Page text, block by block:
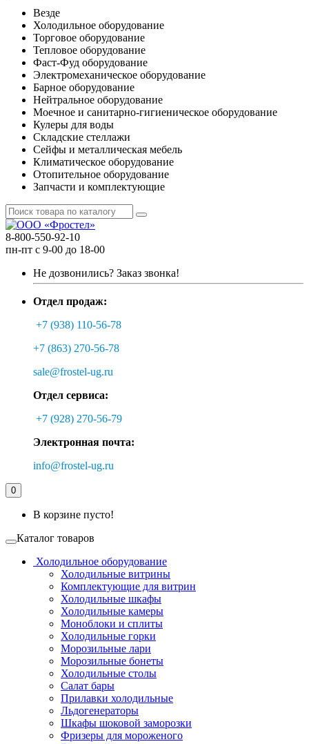
Везде
Холодильное оборудование
Торговое оборудование
Тепловое оборудование
Фаст-Фуд оборудование
Электромеханическое оборудование
Барное оборудование
Нейтральное оборудование
Моечное и санитарно-гигиеническое оборудование
Кулеры для воды
Складские стеллажи
Сейфы и металлическая мебель
Климатическое оборудование
Отопительное оборудование
Запчасти и комплектующие
8-800-550-92-10
пн-пт с 9-00 до 18-00
Не дозвонились? Заказ звонка!
Отдел продаж:
+7 (938) 110-56-78
+7 (863) 270-56-78
sale@frostel-ug.ru
Отдел сервиса:
+7 (928) 270-56-79
Электронная почта:
info@frostel-ug.ru
0
В корзине пусто!
Каталог товаров
Холодильное оборудование
Холодильные витрины
Комплектующие для витрин
Холодильные шкафы
Холодильные камеры
Моноблоки и сплиты
Холодильные горки
Морозильные лари
Морозильные бонеты
Холодильные столы
Салат бары
Прилавки холодильные
Льдогенераторы
Шкафы шоковой заморозки
Фризеры для мороженого